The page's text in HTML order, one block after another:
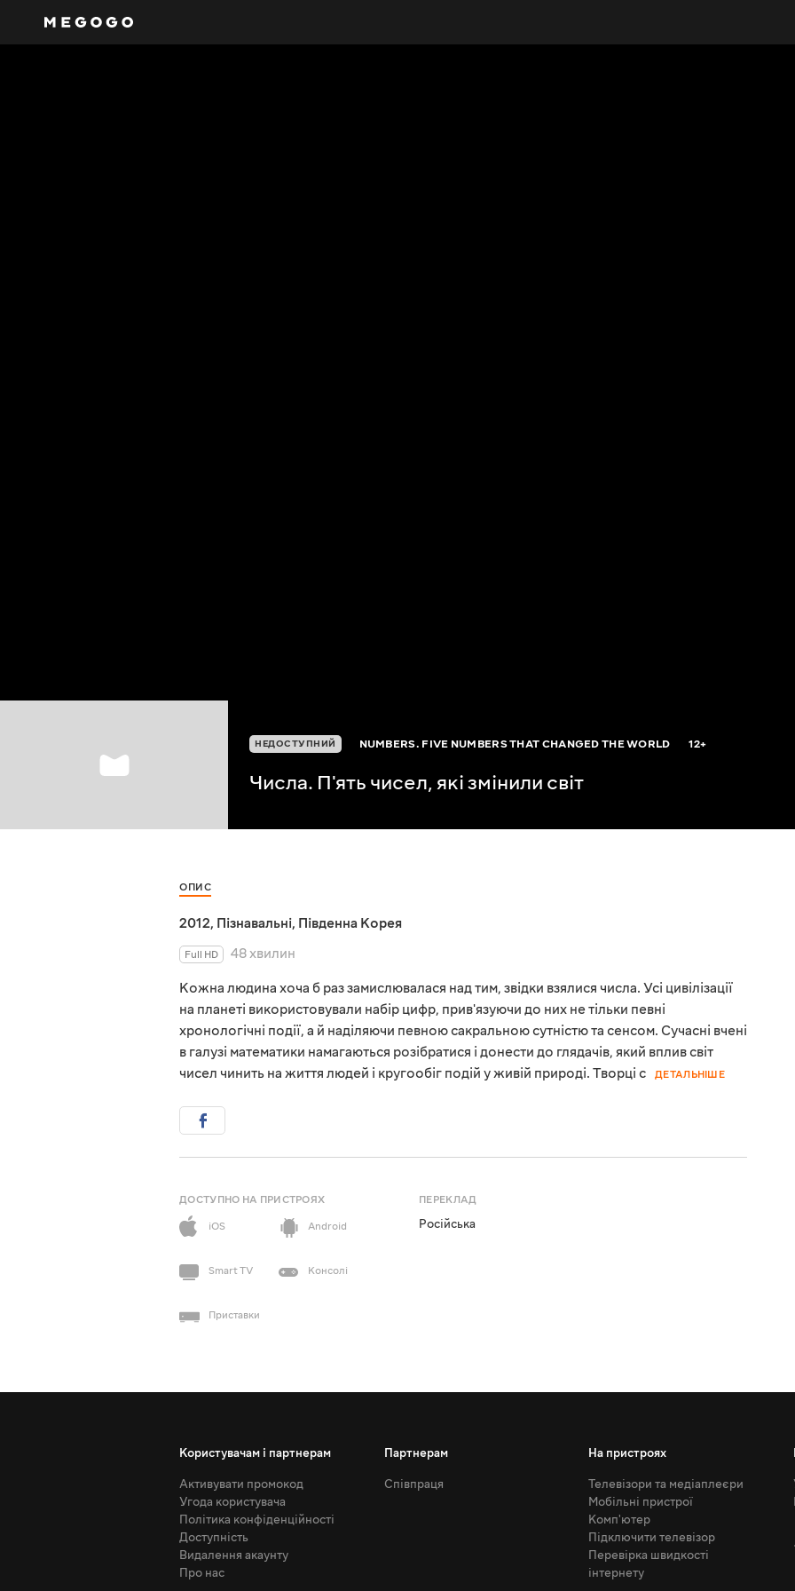
НЕДОСТУПНИЙ NUMBERS. FIVE NUMBERS THAT CHANGED THE WORLD 12+
Числа. П'ять чисел, які змінили світ
ОПИС
2012, Пізнавальні, Південна Корея
Full HD
48 хвилин
Кожна людина хоча б раз замислювалася над тим, звідки взялися числа. Усі цивілізації
на планеті використовували набір цифр, прив'язуючи до них не тільки певні
хронологічні події, а й наділяючи певною сакральною сутністю та сенсом. Сучасні вчені
в галузі математики намагаються розібратися і донести до глядачів, який вплив світ
чисел чинить на життя людей і кругообіг подій у живій природі. Творці с
ДЕТАЛЬНІШЕ
ДОСТУПНО НА ПРИСТРОЯХ
iOS
Android
Smart TV Консолі
Приставки
ПЕРЕКЛАД
Російська
Користувачам і партнерам
Активувати промокод
Угода користувача
Політика конфіденційності
Доступність
Видалення акаунту
Про нас
Партнерам
Співпраця
На пристроях
Телевізори та медіаплеєри
Мобільні пристрої
Комп'ютер
Підключити телевізор
Перевірка швидкості
інтернету